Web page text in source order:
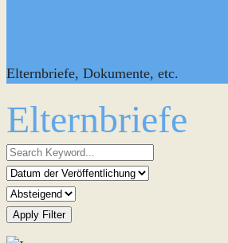
Elternbriefe, Dokumente, etc.
Elternbriefe
Apply Filter